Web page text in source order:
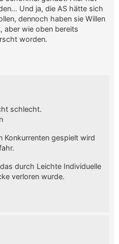
Und ja, die AS hätte sich
dennoch haben sie Willen
aber wie oben bereits
worden.
schlecht.
Konkurrenten gespielt wird
durch Leichte Individuelle
verloren wurde.